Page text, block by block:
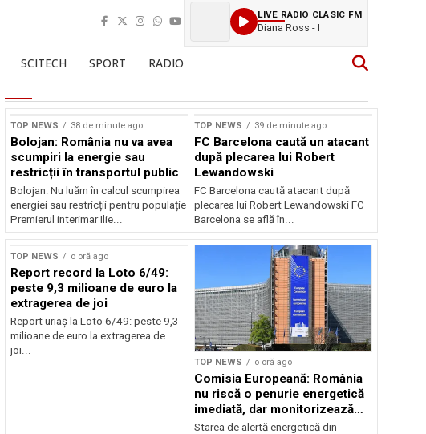
LIVE RADIO CLASIC FM
Diana Ross - I
SCITECH SPORT RADIO
TOP NEWS 38 de minute ago
Bolojan: România nu va avea
scumpiri la energie sau
restricții în transportul public
Bolojan: Nu luăm în calcul scumpirea
energiei sau restricții pentru populație
Premierul interimar Ilie...
TOP NEWS 39 de minute ago
FC Barcelona caută un atacant
după plecarea lui Robert
Lewandowski
FC Barcelona caută atacant după
plecarea lui Robert Lewandowski FC
Barcelona se află în...
TOP NEWS o oră ago
Report record la Loto 6/49:
peste 9,3 milioane de euro la
extragerea de joi
Report uriaș la Loto 6/49: peste 9,3
milioane de euro la extragerea de
joi...
TOP NEWS o oră ago
Comisia Europeană: România
nu riscă o penurie energetică
imediată, dar monitorizează
situația
Starea de alertă energetică din